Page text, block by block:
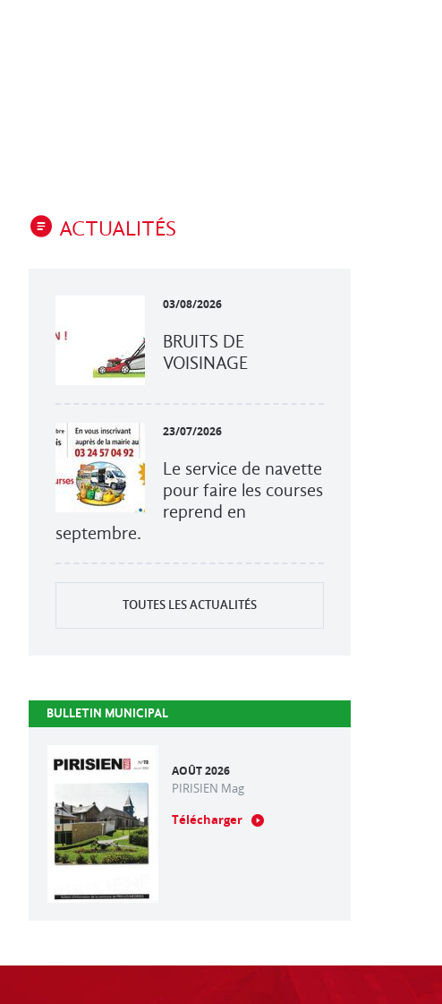
ACTUALITÉS
03/08/2026
BRUITS DE
VOISINAGE
23/07/2026
Le service de navette
pour faire les courses
reprend en
septembre.
TOUTES LES ACTUALITÉS
BULLETIN MUNICIPAL
AOÛT 2026
PIRISIEN Mag
Télécharger